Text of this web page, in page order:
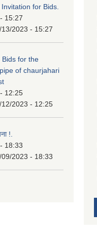
Invitation for Bids.
15:27
2023 - 15:27
Bids for the
of chaurjahari
12:25
12/2023 - 12:25
!.
18:33
2023 - 18:33